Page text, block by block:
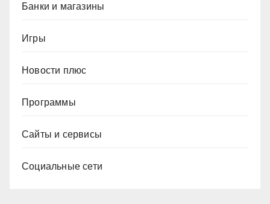
Банки и магазины
Игры
Новости плюс
Программы
Сайты и сервисы
Социальные сети